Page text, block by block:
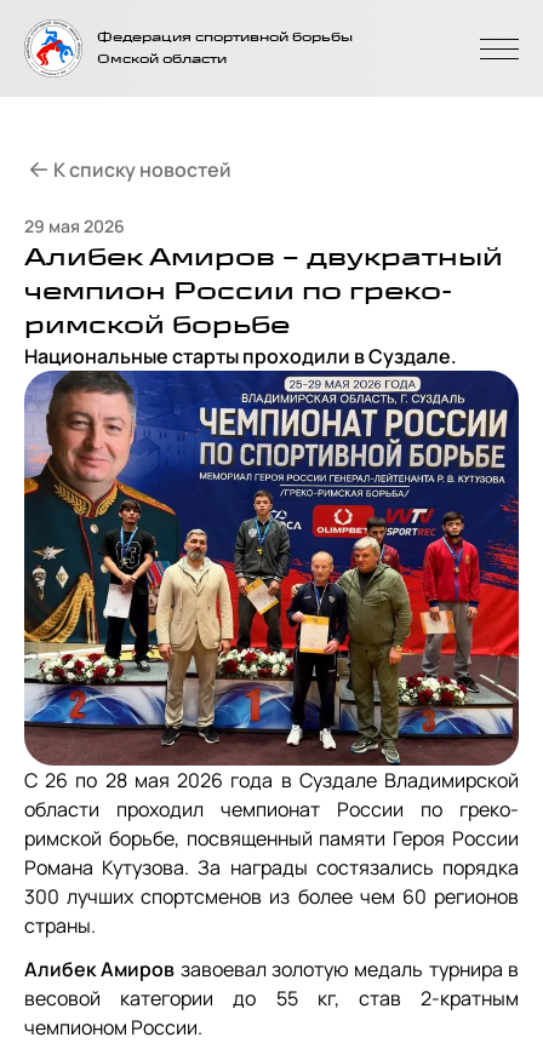
На главную
страницу
Федерация спортивной борьбы
Омской области
29 мая 2026
Алибек Амиров – двукратный
чемпион России по греко-
римской борьбе
Национальные старты проходили в Суздале.
С 26 по 28 мая 2026 года в Суздале Владимирской
области проходил чемпионат России по греко-
римской борьбе, посвященный памяти Героя России
Романа Кутузова. За награды состязались порядка
300 лучших спортсменов из более чем 60 регионов
страны.
Алибек Амиров завоевал золотую медаль турнира в
весовой категории до 55 кг, став 2-кратным
чемпионом России.
К списку новостей